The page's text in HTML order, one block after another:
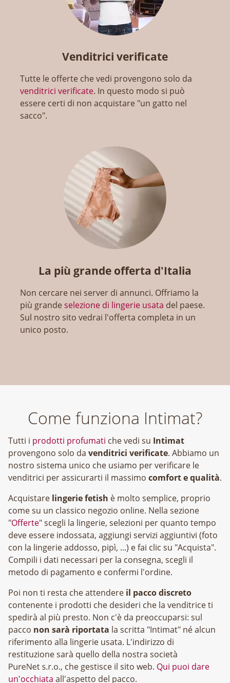
Venditrici verificate
Tutte le offerte che vedi provengono solo da
venditrici verificate. In questo modo si può
essere certi di non acquistare "un gatto nel
sacco".
La più grande offerta d'Italia
Non cercare nei server di annunci. Offriamo la
più grandeselezione di lingerie usata del paese.
Sul nostro sito vedrai l'offerta completa in un
unico posto.
Come funziona Intimat?
Tutti i prodotti profumati che vedi su Intimat
provengono solo da venditrici verificate. Abbiamo un
nostro sistema unico che usiamo per verificare le
venditrici per assicurarti il massimo comfort e qualità.
Acquistare lingerie fetish è molto semplice, proprio
come su un classico negozio online. Nella sezione
"Offerte" scegli la lingerie, selezioni per quanto tempo
deve essere indossata, aggiungi servizi aggiuntivi (foto
con la lingerie addosso, pipì, ...) e fai clic su "Acquista".
Compili i dati necessari per la consegna, scegli il
metodo di pagamento e confermi l'ordine.
Poi non ti resta che attendere il pacco discreto
contenente i prodotti che desideri che la venditrice ti
spedirà al più presto. Non c'è da preoccuparsi: sul
pacco non sarà riportata la scritta "Intimat" né alcun
riferimento alla lingerie usata. L'indirizzo di
restituzione sarà quello della nostra società
, che gestisce il sito web. Qui puoi dare
un'occhiata all'aspetto del pacco.